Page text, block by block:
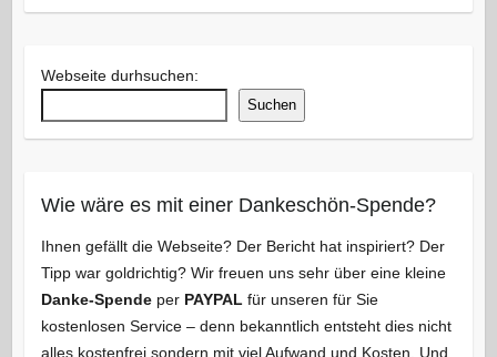
Webseite durhsuchen:
Suchen
Wie wäre es mit einer Dankeschön-Spende?
Ihnen gefällt die Webseite? Der Bericht hat inspiriert? Der
Tipp war goldrichtig? Wir freuen uns sehr über eine kleine
Danke-Spendeper PAYPAL für unseren für Sie
kostenlosen Service – denn bekanntlich entsteht dies nicht
alles kostenfrei sondern mit viel Aufwand und Kosten. Und